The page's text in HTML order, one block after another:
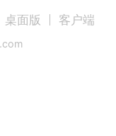
桌面版 客户端